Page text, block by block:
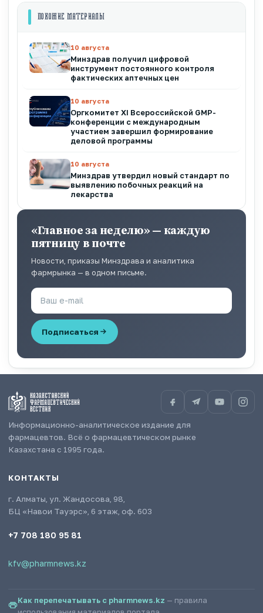
ПОХОЖИЕ МАТЕРИАЛЫ
10 августа
Минздрав получил цифровой
инструмент постоянного контроля
фактических аптечных цен
10 августа
Оргкомитет XI Всероссийской GMP-
конференции с международным
участием завершил формирование
деловой программы
10 августа
Минздрав утвердил новый стандарт по
выявлению побочных реакций на
лекарства
«Главное за неделю» — каждую
пятницу в почте
Новости, приказы Минздрава и аналитика
фармрынка — в одном письме.
Подписаться
Информационно-аналитическое издание для
фармацевтов. Всё о фармацевтическом рынке
Казахстана с 1995 года.
КОНТАКТЫ
г. Алматы, ул. Жандосова, 98,
БЦ «Навои Тауэрс», 6 этаж, оф. 603
+7 708 180 95 81
kfv@pharmnews.kz
Как перепечатывать с pharmnews.kz — правила